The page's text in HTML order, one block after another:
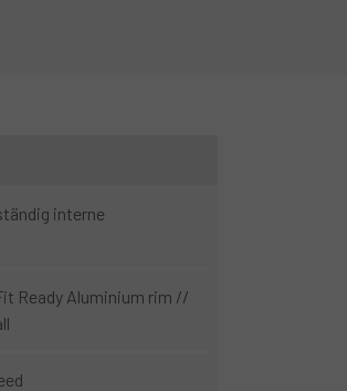
interne
Ready Aluminium rim //